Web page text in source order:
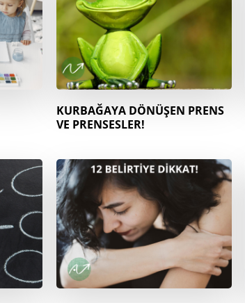
KURBAĞAYA DÖNÜŞEN PRENS
VE PRENSESLER!